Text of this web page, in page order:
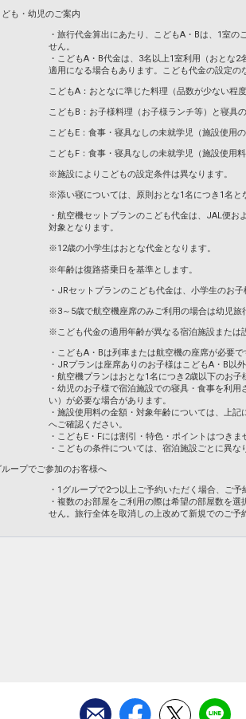
も・幼児のご案内
・旅行代金算出にあたり、こどもA・Bは、1室
せん。
・こどもA・B代金は、3名以上1室利用（おとな
適用になる場合もあります。こども代金の設定の
こどもA：おとなに準じた料理（品数が少ない程
こどもB：お子様料理（お子様ランチ等）と寝具
こどもE：食事・寝具なしの未就学児（施設使用の
こどもF：食事・寝具なしの未就学児（施設使用
※施設によりこどもの設定条件は異なります。
※添い寝については、原則おとな1名につき1名と
・航空機セットプランのこども代金は、JAL便
対象となります。
※12歳の小学生はおとな代金となります。
※年齢は復路搭乗日を基準とします。
・JRセットプランのこども代金は、小学生のお
※3～5歳で航空機座席のみご利用の場合は幼児旅
※こども代金の適用年齢が異なる宿泊施設または
・こどもA・Bは列車または航空機の座席が必要で
・JRプランは座席ありのお子様はこどもA・B以
・航空機プランはおとな1名につき2歳以下のお
・幼児のお子様で宿泊施設での寝具・食事を利
い）が必要な場合があります。
・施設使用料の金額・対象年齢については、上
へご確認ください。
・こどもE・Fには割引・特色・ポイントはつきま
・こどもの条件については、宿泊施設ごとに異な
ループでご参加のお客様へ
・1グループで2つ以上ご予約いただく場合、ご
・複数のお部屋をご利用の際は希望の部屋数を
せん。旅行全体を取消しの上改めて新規でのご予